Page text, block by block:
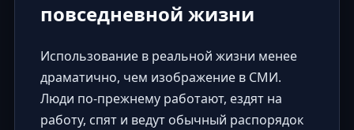
повседневной жизни
Использование в реальной жизни менее
драматично, чем изображение в СМИ.
Люди по-прежнему работают, ездят на
работу, спят и ведут обычный распорядок